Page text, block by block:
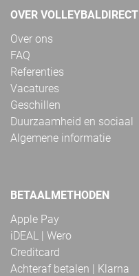
OVER VOLLEYBALDIRECT
Over ons
FAQ
Referenties
Vacatures
Geschillen
Duurzaamheid en sociaal
Algemene informatie
BETAALMETHODEN
Apple Pay
iDEAL | Wero
Creditcard
Achteraf betalen | Klarna